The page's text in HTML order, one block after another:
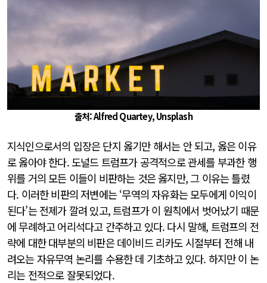
출처: Alfred Quartey, Unsplash
지식인으로서의 입장은 단지 옳기만 해서는 안 되고, 옳은 이유
로 옳아야 한다. 도널드 트럼프가 공격적으로 관세를 부과한 행
위를 거의 모든 이들이 비판하는 것은 옳지만, 그 이유는 틀렸
다. 이러한 비판의 저변에는 ‘무역의 자유화는 모두에게 이익이
된다’는 전제가 깔려 있고, 트럼프가 이 원칙에서 벗어났기 때문
에 무례하고 어리석다고 간주하고 있다. 다시 말해, 트럼프의 전
략에 대한 대부분의 비판은 데이비드 리카도 시절부터 전해 내
려오는 자유무역 논리를 수용한 데 기초하고 있다. 하지만 이 논
리는 전적으로 잘못되었다.